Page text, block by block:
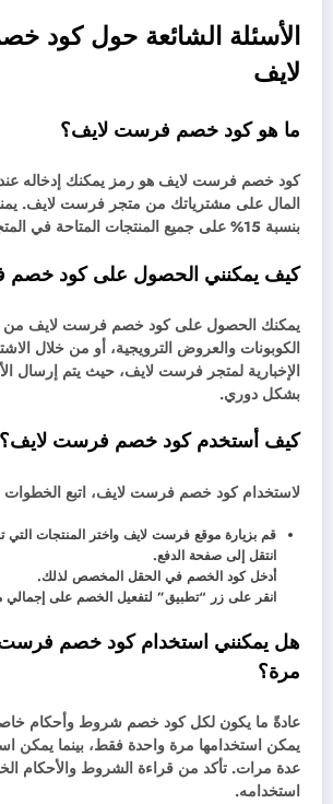
الأسئلة الشائعة حول كود
لايف
ما هو كود خصم فرست لايف؟
كود خصم فرست لايف هو رمز يمكنك إدخاله عند
المال على مشترياتك من متجر فرست لايف.
بنسبة 15% على جميع المنتجات المتاحة في المتجر.
كيف يمكنني الحصول على كود
يمكنك الحصول على كود خصم فرست لايف من
الكوبونات والعروض الترويجية، أو من خلال
الإخبارية لمتجر فرست لايف، حيث يتم إرسال
بشكل دوري.
كيف أستخدم كود خصم فرست لايف؟
لاستخدام كود خصم فرست لايف، اتبع الخطوات
قم بزيارة موقع فرست لايف واختر المنتجات
انتقل إلى صفحة الدفع.
أدخل كود الخصم في الحقل المخصص لذلك.
انقر على زر “تطبيق” لتفعيل الخصم على إجمالي
هل يمكنني استخدام كود خصم فرست
مرة؟
عادةً ما يكون لكل كود خصم شروط وأحكام
يمكن استخدامها مرة واحدة فقط، بينما يمكن
عدة مرات. تأكد من قراءة الشروط والأحكام
استخدامه.